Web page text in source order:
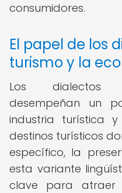
consumidores.
El papel de los
turismo y la
Los dialectos
desempeñan un
industria turística
destinos turísticos
específico, la
esta variante
clave para atraer